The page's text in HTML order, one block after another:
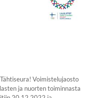
Voimistelujaosto
ja nuorten toiminnasta